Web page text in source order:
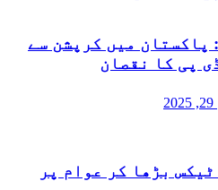
پاکستان میں کرپشن سے
بڑھا کر عوام پر